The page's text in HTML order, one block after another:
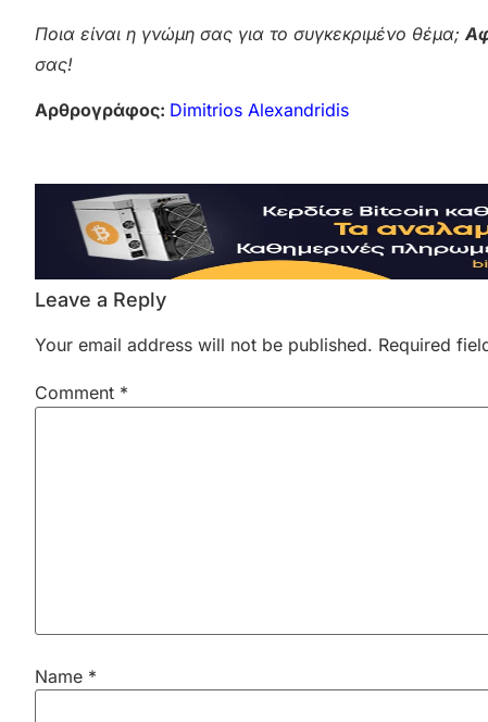
Ποια είναι η γνώμη σας για το συγκεκριμένο θέμα;
σας!
Αρθρογράφος: Dimitrios Alexandridis
Leave a Reply
Your email address will not be published. Required
Comment *
Name *